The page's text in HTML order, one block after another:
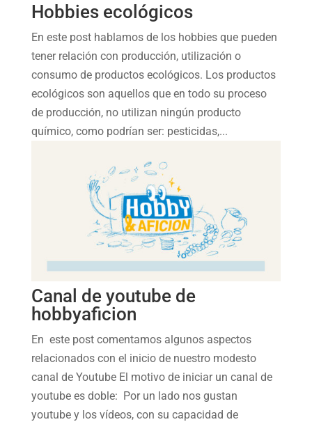
Hobbies ecológicos
En este post hablamos de los hobbies que pueden
tener relación con producción, utilización o
consumo de productos ecológicos. Los productos
ecológicos son aquellos que en todo su proceso
de producción, no utilizan ningún producto
químico, como podrían ser: pesticidas,...
Canal de youtube de
hobbyaficion
En este post comentamos algunos aspectos
relacionados con el inicio de nuestro modesto
canal de Youtube El motivo de iniciar un canal de
youtube es doble: Por un lado nos gustan
youtube y los vídeos, con su capacidad de